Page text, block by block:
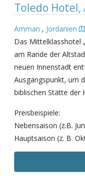
Toledo Hotel,
Amman , Jordanien
Das Mittelklasshotel
am Rande der
neuen Innenstadt
Ausgangspunkt, um
biblischen Stätte der
Preisbeispiele:
Nebensaison (z.B.
Hauptsaison (z. B.